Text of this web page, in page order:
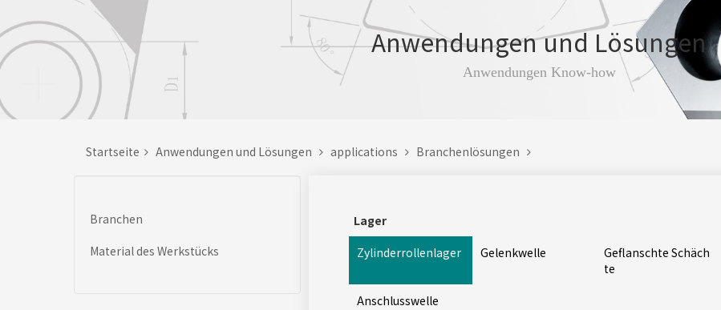
Anwendungen und Lösungen
Anwendungen Know-how
Startseite Anwendungen und Lösungen applications Branchenlösungen
Branchen
Material des Werkstücks
Lager
Zylinderrollenlager
Gelenkwelle
Geflanschte Schäch
te
Anschlusswelle